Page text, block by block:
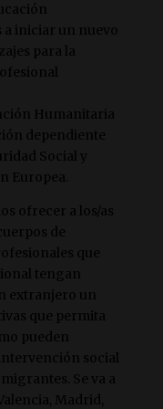
a iniciar un nuevo
para la
Humanitaria
dependiente
Social y
Europea.
ofrecer a los/as
de
que
tengan
extranjero un
que permita
pueden
social
Se va a
Madrid,